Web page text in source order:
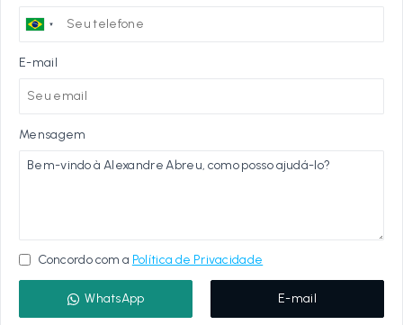
E-mail
Mensagem
Concordo com a Política de Privacidade
WhatsApp E-mail